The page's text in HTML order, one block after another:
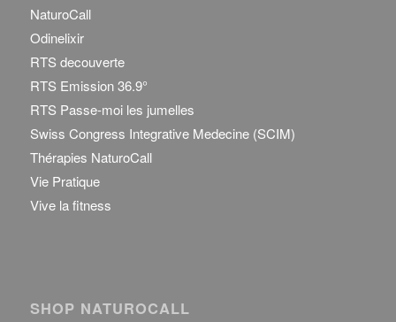
NaturoCall
Odinelixir
RTS decouverte
RTS Emission 36.9°
RTS Passe-moi les jumelles
Swiss Congress Integrative Medecine (SCIM)
Thérapies NaturoCall
Vie Pratique
Vive la fitness
SHOP NATUROCALL